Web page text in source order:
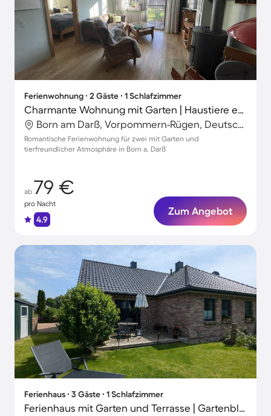
Ferienwohnung ∙ 2 Gäste ∙ 1 Schlafzimmer
Charmante Wohnung mit Garten | Haustiere erlaubt
Born am Darß, Vorpommern-Rügen, Deutschland
Romantische Ferienwohnung für zwei mit Garten und
tierfreundlicher Atmosphäre in Born a. Darß
ab 79 €
pro Nacht
4.9
Zum Angebot
Ferienhaus ∙ 3 Gäste ∙ 1 Schlafzimmer
Ferienhaus mit Garten und Terrasse | Gartenblick